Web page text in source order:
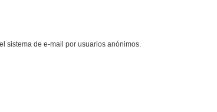
sistema de e-mail por usuarios anónimos.